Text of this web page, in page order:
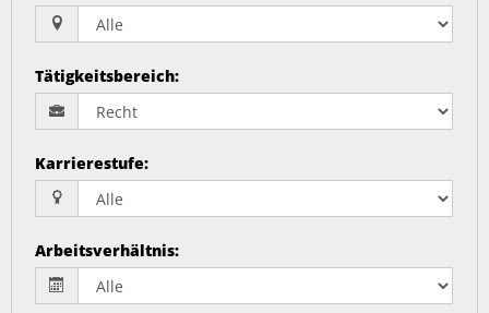
Tätigkeitsbereich:
Karrierestufe:
Arbeitsverhältnis: